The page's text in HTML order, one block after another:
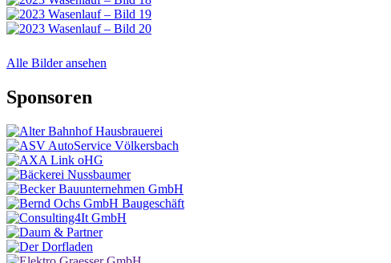
Alle Bilder ansehen
Sponsoren